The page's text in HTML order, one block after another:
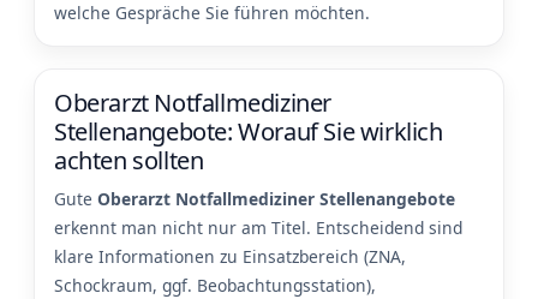
welche Gespräche Sie führen möchten.
Oberarzt Notfallmediziner
Stellenangebote: Worauf Sie wirklich
achten sollten
Gute Oberarzt Notfallmediziner Stellenangebote
erkennt man nicht nur am Titel. Entscheidend sind
klare Informationen zu Einsatzbereich (ZNA,
Schockraum, ggf. Beobachtungsstation),